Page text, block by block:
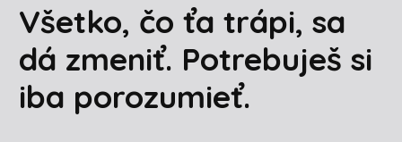
Všetko, čo ťa trápi, sa
dá zmeniť. Potrebuješ si
iba porozumieť.